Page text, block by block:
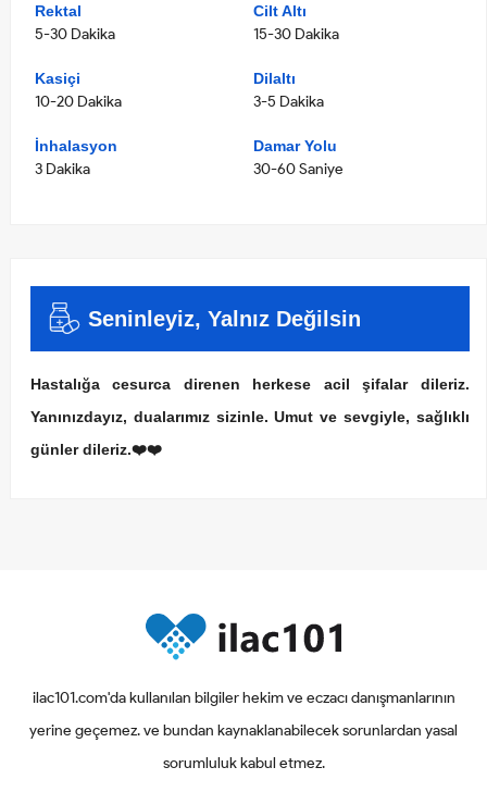
Rektal
5-30 Dakika
Cilt Altı
15-30 Dakika
Kasiçi
10-20 Dakika
Dilaltı
3-5 Dakika
İnhalasyon
3 Dakika
Damar Yolu
30-60 Saniye
Seninleyiz, Yalnız Değilsin
Hastalığa cesurca direnen herkese acil şifalar dileriz.
Yanınızdayız, dualarımız sizinle. Umut ve sevgiyle, sağlıklı
günler dileriz.❤️❤️
ilac101.com'da kullanılan bilgiler hekim ve eczacı danışmanlarının
yerine geçemez. ve bundan kaynaklanabilecek sorunlardan yasal
sorumluluk kabul etmez.